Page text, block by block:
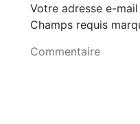
Votre adresse e-
Champs requis
Commentaire